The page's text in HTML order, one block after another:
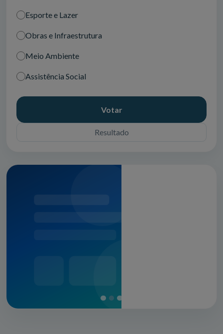
Esporte e Lazer
Obras e Infraestrutura
Meio Ambiente
Assistência Social
Votar
Resultado